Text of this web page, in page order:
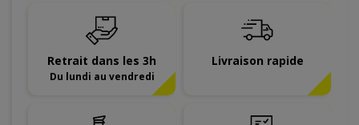
Retrait dans les 3h
Du lundi au vendredi
Livraison rapide